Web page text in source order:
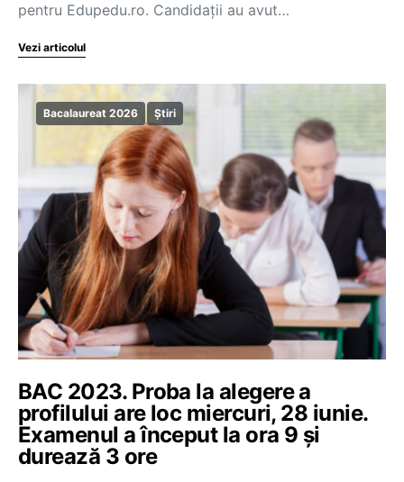
pentru Edupedu.ro. Candidații au avut…
Vezi articolul
Bacalaureat 2026 Știri
BAC 2023. Proba la alegere a
profilului are loc miercuri, 28 iunie.
Examenul a început la ora 9 și
durează 3 ore